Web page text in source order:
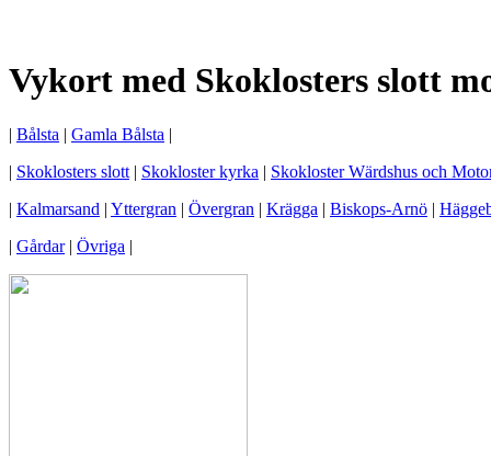
Vykort med Skoklosters slott
| Bålsta | Gamla Bålsta |
| Skoklosters slott | Skokloster kyrka | Skokloster Wärdshus och
| Kalmarsand | Yttergran | Övergran | Krägga | Biskops-Arnö |
| Gårdar| Övriga |